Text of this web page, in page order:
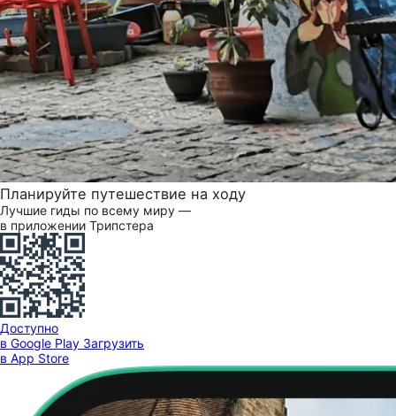
Планируйте путешествие на ходу
Лучшие гиды по всему миру —
в приложении Трипстера
Доступно
в Google Play Загрузить
в App Store